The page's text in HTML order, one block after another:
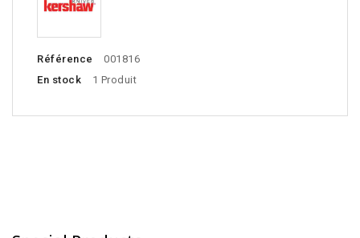
Référence
001816
En stock
1 Produit